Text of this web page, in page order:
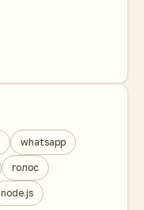
whatsapp
голос
node.js